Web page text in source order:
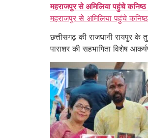
महराजपुर से अमिलिया पहुंचे
महराजपुर से अमिलिया पहुंचे
छत्तीसगढ़ की राजधानी रायपुर के
पाराशर की सहभागिता विशेष